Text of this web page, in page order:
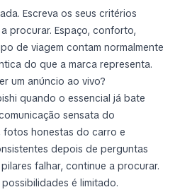
Escreva os seus critérios
procurar. Espaço, conforto,
de viagem contam normalmente
do que a marca representa.
um anúncio ao vivo?
quando o essencial já bate
sensata do
honestas do carro e
depois de perguntas
falhar, continue a procurar.
é limitado.